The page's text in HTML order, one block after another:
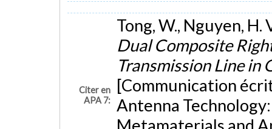
Citer en
APA 7:
Tong, W., Nguyen, H.
Dual Composite
Transmission Line in
[Communication
Antenna